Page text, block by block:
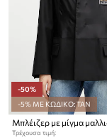
-50%
-5% ΜΕ ΚΩΔΙΚΟ: TAN
Τρέχουσα τιμή: